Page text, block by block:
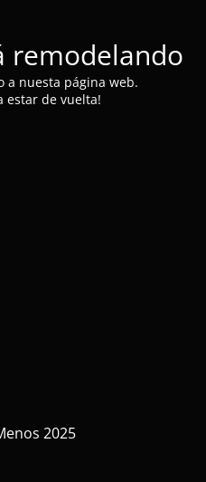
remodelando
a nuesta página web.
estar de vuelta!
2025